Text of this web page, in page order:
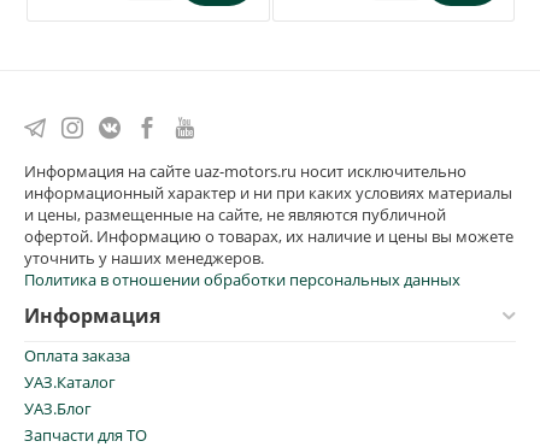
Информация на сайте uaz-motors.ru носит исключительно
информационный характер и ни при каких условиях материалы
и цены, размещенные на сайте, не являются публичной
офертой. Информацию о товарах, их наличие и цены вы можете
уточнить у наших менеджеров.
Политика в отношении обработки персональных данных
Информация
Оплата заказа
УАЗ.Каталог
УАЗ.Блог
Запчасти для ТО